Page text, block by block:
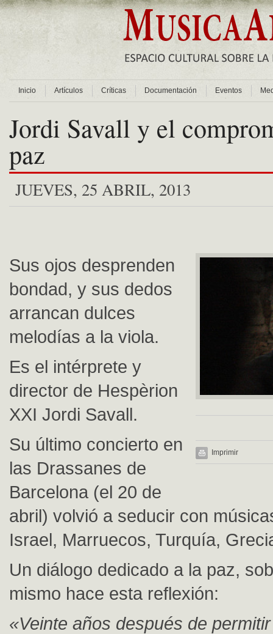
Inicio Artículos Críticas Documentación Eventos
Jordi Savall y el
paz
JUEVES, 25 ABRIL, 2013
Imprimir
Sus ojos desprenden
bondad, y sus dedos
arrancan dulces
melodías a la viola.
Es el intérprete y
director de Hespèrion
XXI Jordi Savall.
Su último concierto en
las Drassanes de
Barcelona (el 20 de
abril) volvió a seducir con
Israel, Marruecos, Turquía,
Un diálogo dedicado a la paz,
mismo hace esta reflexión:
«Veinte años después de